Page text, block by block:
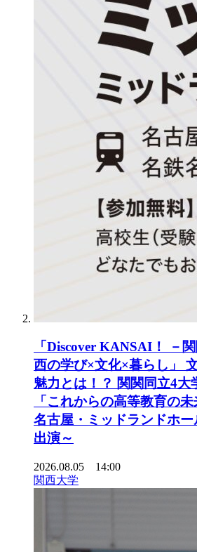
「Discover KANSAI！ －
西の学び×文化×暮らし」
魅力とは！？ 関関同立4大
「これからの高等教育の
名古屋・ミッドランドホ
出演～
2026.08.05 14:00
関西大学